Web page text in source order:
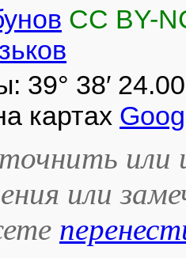
CC BY-
39° 38′
картах
или
или